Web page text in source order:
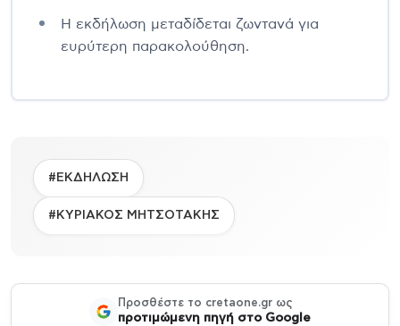
Η εκδήλωση μεταδίδεται ζωντανά για
ευρύτερη παρακολούθηση.
#ΕΚΔΗΛΩΣΗ
#ΚΥΡΙΑΚΟΣ ΜΗΤΣΟΤΑΚΗΣ
Προσθέστε το cretaone.gr ως
προτιμώμενη πηγή στο Google